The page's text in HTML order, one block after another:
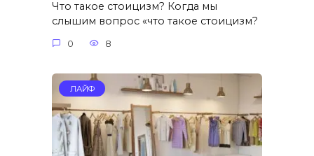
Что такое стоицизм? Когда мы
слышим вопрос «что такое стоицизм?
0 8
ЛАЙФ